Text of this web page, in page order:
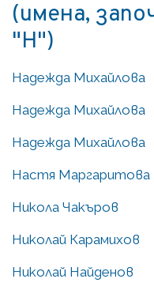
(имена,
"Н")
Надежда Михайлова
Надежда Михайлова
Надежда Михайлова
Настя Маргаритова
Никола Чакъров
Николай Карамихов
Николай Найденов